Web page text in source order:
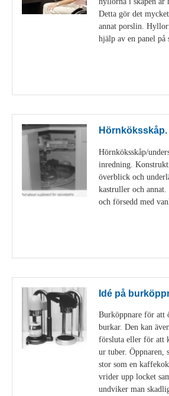
Detta gör det
annat porslin.
hjälp av en panel på
Hörnköksskåp.
Hörnköksskåp/
inredning.
överblick och
kastruller och
och försedd med
Idé på
Burköppnare för att
burkar. Den kan
försluta eller för att
ur tuber. Öppnaren,
stor som en
vrider upp locket
undviker man